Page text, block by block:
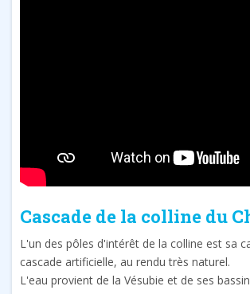
Cascade de la colline du
L'un des pôles d'intérêt de la colline est sa
cascade artificielle, au rendu très naturel.
L'eau provient de la Vésubie et de ses